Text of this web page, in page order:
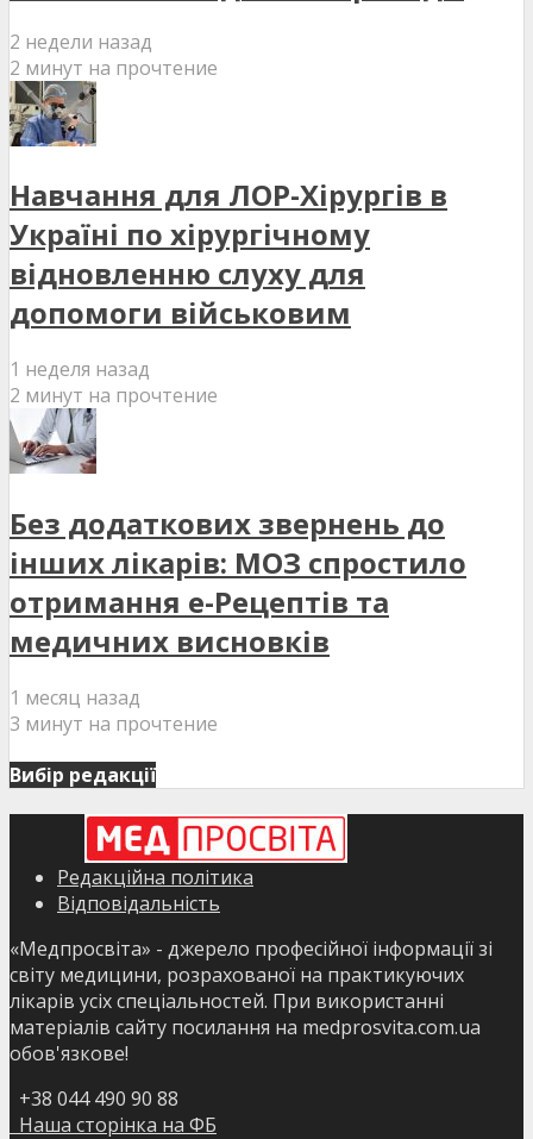
2 недели назад
2 минут на прочтение
Навчання для ЛОР-Хірургів в
Україні по хірургічному
відновленню слуху для
допомоги військовим
1 неделя назад
2 минут на прочтение
Без додаткових звернень до
інших лікарів: МОЗ спростило
отримання е-Рецептів та
медичних висновків
1 месяц назад
3 минут на прочтение
Вибір редакції
Редакційна політика
Відповідальність
«Медпросвіта» - джерело професійної інформації зі
світу медицини, розрахованої на практикуючих
лікарів усіх спеціальностей. При використанні
матеріалів сайту посилання на medprosvita.com.ua
обов'язкове!
+38 044 490 90 88
Наша сторінка на ФБ